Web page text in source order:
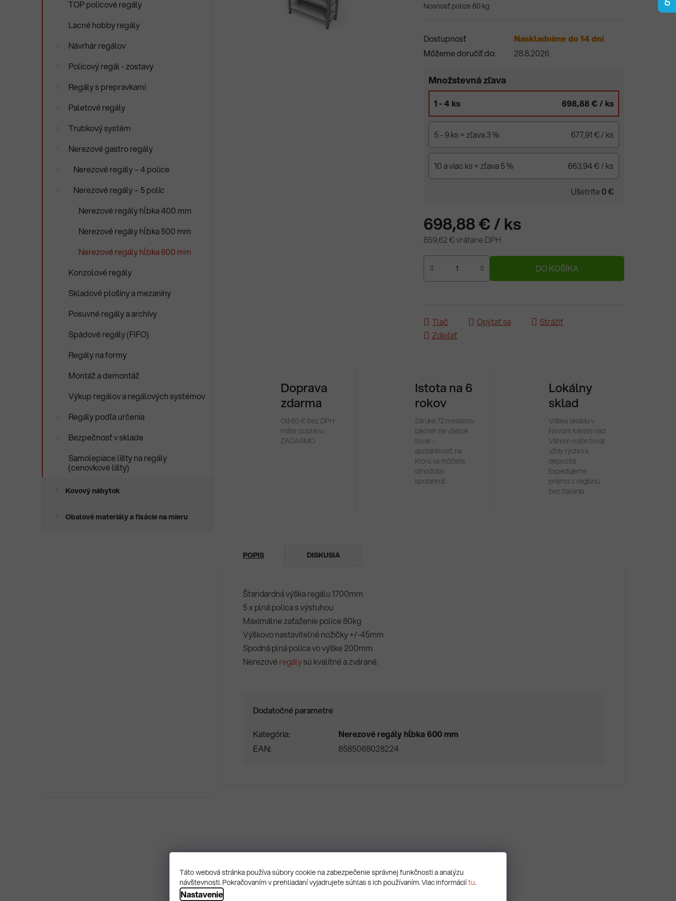
Táto webová stránka používa súbory cookie na zabezpečenie správnej funkčnosti a analýzu
návštevnosti. Pokračovaním v prehliadaní vyjadrujete súhlas s ich používaním. Viac informáciítu.
Nastavenie
TOP policové regály
Lacné hobby regály
Návrhár regálov
Policový regál - zostavy
Regály s prepravkami
Paletové regály
Trubkový systém
Nerezové gastro regály
Nerezové regály – 4 police
Nerezové regály – 5 políc
Nerezové regály hĺbka 400 mm
Nerezové regály hĺbka 500 mm
Nerezové regály hĺbka 600 mm
Konzolové regály
Skladové plošiny a mezaníny
Posuvné regály a archívy
Spádové regály (FIFO)
Regály na formy
Montáž a demontáž
Výkup regálov a regálových systémov
Regály podľa určenia
Bezpečnosť v sklade
Samolepiace lišty na regály
(cenovkové lišty)
Kovový nábytok
Obalové materiály a fixácie na mieru
Nosnosť police 80 kg
Dostupnosť
Naskladníme do 14 dní
Môžeme doručiť do:
28.8.2026
Množstevná zľava
1 - 4 ks 698,88 €/ ks
5 - 9 ks = zľava 3 % 677,91 €/ ks
10 a viac ks = zľava 5 % 663,94 €/ ks
Ušetríte 0 €
698,88 €/ ks
859,62 € vrátane DPH
Jednotková cena:
DO KOŠÍKA
Tlač Opýtať sa
Strážiť
Zdieľať
Doprava
zdarma
Od 60 € bez DPH
máte dopravu
ZADARMO
Istota na 6
rokov
Záruka 72 mesiacov
takmer na všetok
tovar –
spoľahlivosť, na
ktorú sa môžete
dlhodobo
spoľahnúť.
Lokálny
sklad
Vďaka skladu v
Novom Meste nad
Váhom máte tovar
vždy rýchlo k
dispozícii.
Expedujeme
priamo z regiónu,
bez čakania.
POPIS DISKUSIA
Štandardná výška regálu 1700mm
5 x plná polica s výstuhou
Maximálne zaťaženie police 80kg
Výškovo nastaviteľné nožičky +/-45mm
Spodná plná polica vo výške 200mm
Nerezové regálysú kvalitné a zvárané.
Dodatočné parametre
Kategória
Nerezové regály hĺbka 600 mm
EAN
8585068028224